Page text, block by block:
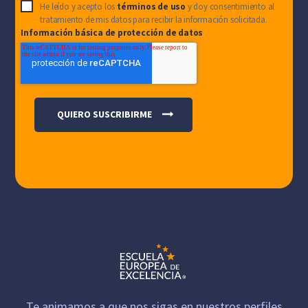
He leído y acepto los términos de uso y doy consentimiento al
tratamiento de mis datos para recibir la información solicitada.
Información básica de protección de datos